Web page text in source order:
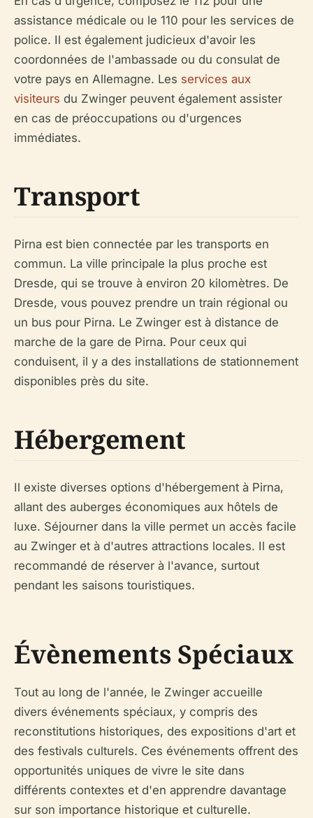
assistance médicale ou le 110 pour les services de
police. Il est également judicieux d'avoir les
coordonnées de l'ambassade ou du consulat de
votre pays en Allemagne. Les services aux
visiteurs du Zwinger peuvent également assister
en cas de préoccupations ou d'urgences
immédiates.
Transport
Pirna est bien connectée par les transports en
commun. La ville principale la plus proche est
Dresde, qui se trouve à environ 20 kilomètres. De
Dresde, vous pouvez prendre un train régional ou
un bus pour Pirna. Le Zwinger est à distance de
marche de la gare de Pirna. Pour ceux qui
conduisent, il y a des installations de stationnement
disponibles près du site.
Hébergement
Il existe diverses options d'hébergement à Pirna,
allant des auberges économiques aux hôtels de
luxe. Séjourner dans la ville permet un accès facile
au Zwinger et à d'autres attractions locales. Il est
recommandé de réserver à l'avance, surtout
pendant les saisons touristiques.
Évènements Spéciaux
Tout au long de l'année, le Zwinger accueille
divers événements spéciaux, y compris des
reconstitutions historiques, des expositions d'art et
des festivals culturels. Ces événements offrent des
opportunités uniques de vivre le site dans
différents contextes et d'en apprendre davantage
sur son importance historique et culturelle.